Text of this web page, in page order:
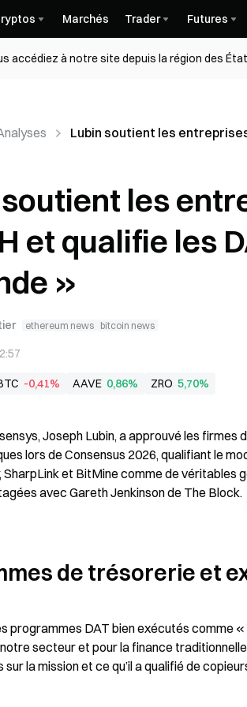
Marchés Trader Futures
accédiez à notre site depuis la région des
Lubin soutient les
les
et qualifie les
»
ethereum news bitcoin news
-0,41% AAVE 0,86% ZRO 5,70%
Joseph Lubin, a approuvé les
lors de Consensus 2026, qualifiant le
et BitMine comme de véritables
avec Gareth Jenkinson de The Block.
de trésorerie et
programmes DAT bien exécutés comme
secteur et pour la finance
la mission et ce qu’il a qualifié de